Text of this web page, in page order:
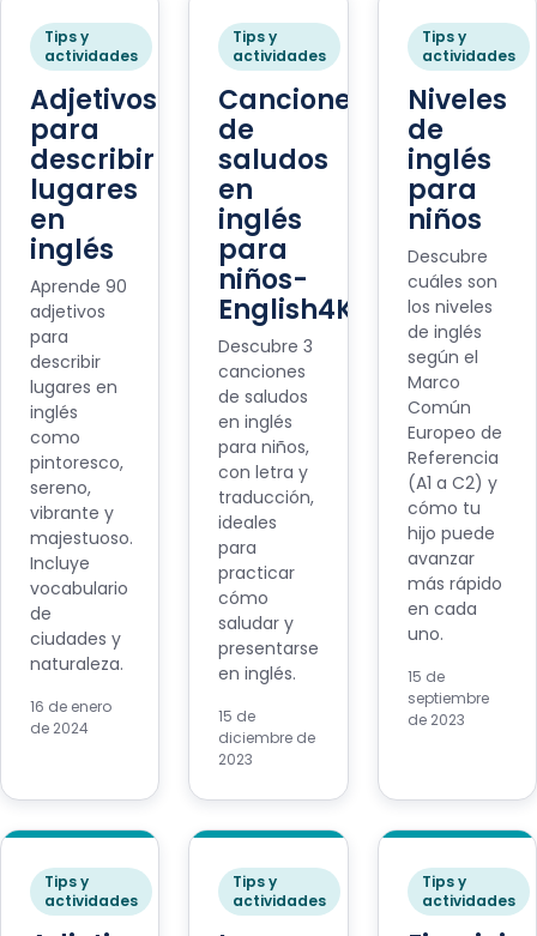
Tips y
actividades
Adjetivos
para
describir
lugares
en
inglés
Aprende 90
adjetivos
para
describir
lugares en
inglés
como
pintoresco,
sereno,
vibrante y
majestuoso.
Incluye
vocabulario
de
ciudades y
naturaleza.
16 de enero
de 2024
Tips y
actividades
Canciones
de
saludos
en
inglés
para
niños-
English4Kids
Descubre 3
canciones
de saludos
en inglés
para niños,
con letra y
traducción,
ideales
para
practicar
cómo
saludar y
presentarse
en inglés.
15 de
diciembre de
2023
Tips y
actividades
Niveles
de
inglés
para
niños
Descubre
cuáles son
los niveles
de inglés
según el
Marco
Común
Europeo de
Referencia
(A1 a C2) y
cómo tu
hijo puede
avanzar
más rápido
en cada
uno.
15 de
septiembre
de 2023
Tips y
actividades
Tips y
actividades
Tips y
actividades